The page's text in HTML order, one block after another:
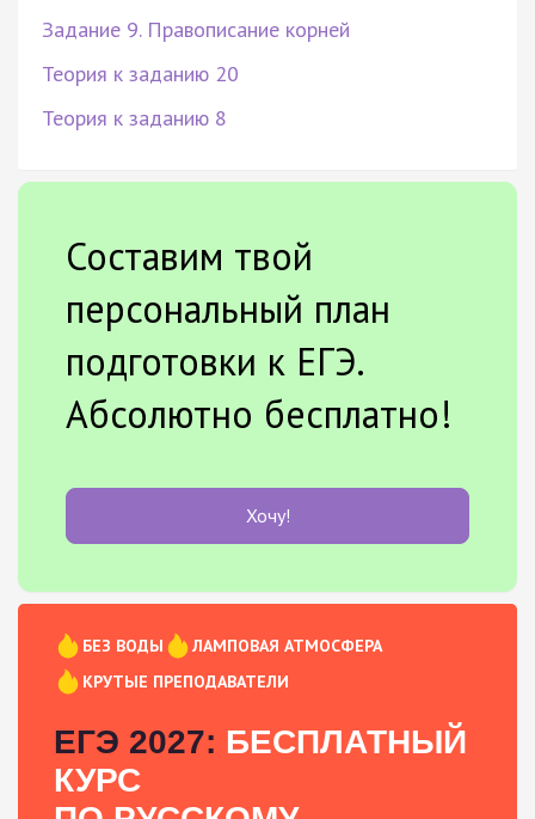
Задание 9. Правописание корней
Теория к заданию 20
Теория к заданию 8
Составим твой
персональный план
подготовки к ЕГЭ.
Абсолютно бесплатно!
Хочу!
БЕЗ ВОДЫ
ЛАМПОВАЯ АТМОСФЕРА
КРУТЫЕ ПРЕПОДАВАТЕЛИ
ЕГЭ 2027: БЕСПЛАТНЫЙ
КУРС